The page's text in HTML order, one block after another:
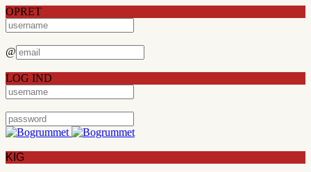
OPRET
@
LOG IND
KIG